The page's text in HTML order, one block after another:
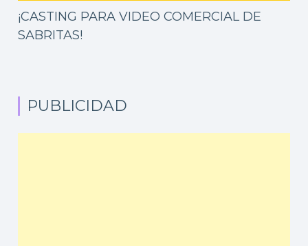
¡CASTING PARA VIDEO COMERCIAL DE
SABRITAS!
PUBLICIDAD